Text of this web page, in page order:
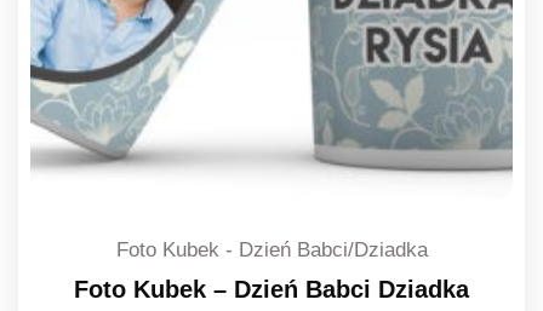
Foto Kubek - Dzień Babci/Dziadka
Foto Kubek – Dzień Babci Dziadka